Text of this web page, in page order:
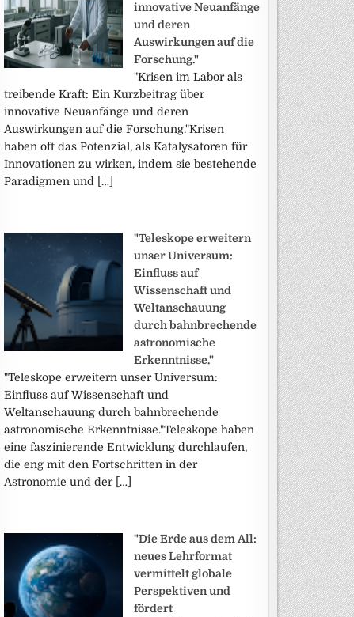
innovative Neuanfänge
und deren
Auswirkungen auf die
Forschung."
"Krisen im Labor als
treibende Kraft: Ein Kurzbeitrag über
innovative Neuanfänge und deren
Auswirkungen auf die Forschung."Krisen
haben oft das Potenzial, als Katalysatoren für
Innovationen zu wirken, indem sie bestehende
Paradigmen und […]
"Teleskope erweitern
unser Universum:
Einfluss auf
Wissenschaft und
Weltanschauung
durch bahnbrechende
astronomische
Erkenntnisse."
"Teleskope erweitern unser Universum:
Einfluss auf Wissenschaft und
Weltanschauung durch bahnbrechende
astronomische Erkenntnisse."Teleskope haben
eine faszinierende Entwicklung durchlaufen,
die eng mit den Fortschritten in der
Astronomie und der […]
"Die Erde aus dem All:
neues Lehrformat
vermittelt globale
Perspektiven und
fördert